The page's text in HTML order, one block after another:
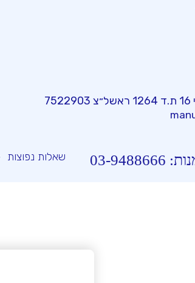
03-9488666 שאלות נפוצות